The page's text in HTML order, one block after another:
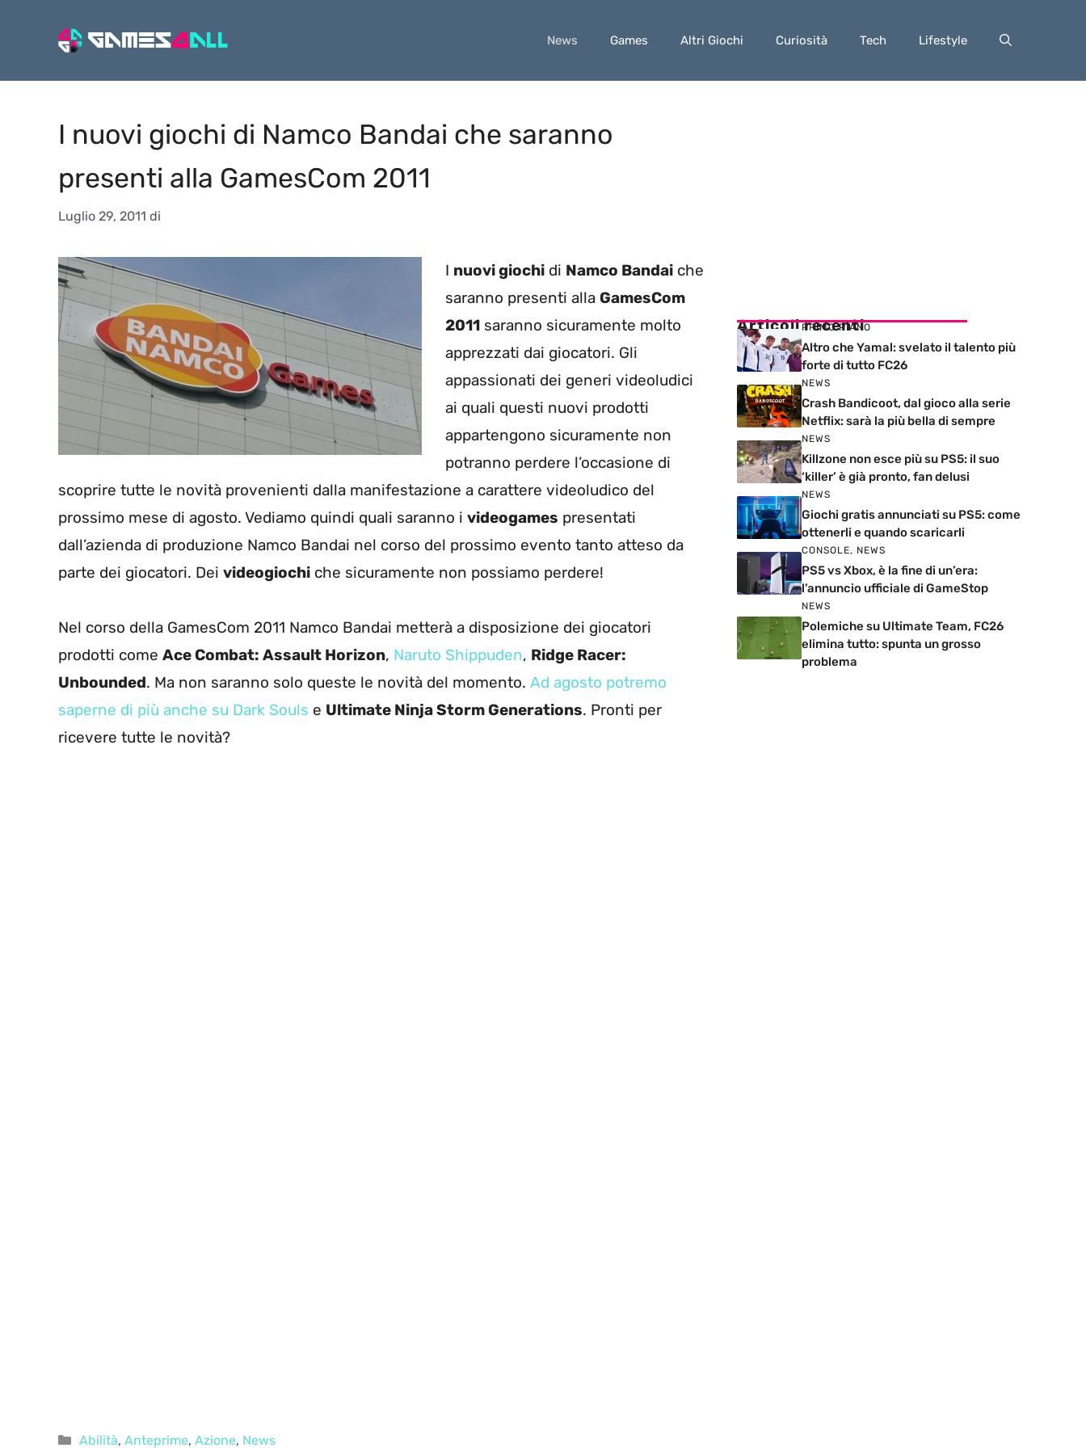
News Games Altri Giochi Curiosità Tech Lifestyle
I nuovi giochi di Namco Bandai che saranno
presenti alla GamesCom 2011
Luglio 29, 2011 di
I nuovi giochidi Namco Bandaiche
saranno presenti alla GamesCom
2011saranno sicuramente molto
apprezzati dai giocatori. Gli
appassionati dei generi videoludici
ai quali questi nuovi prodotti
appartengono sicuramente non
potranno perdere l’occasione di
scoprire tutte le novità provenienti dalla manifestazione a carattere videoludico del
prossimo mese di agosto. Vediamo quindi quali saranno i videogames presentati
dall’azienda di produzione Namco Bandai nel corso del prossimo evento tanto atteso da
parte dei giocatori. Dei videogiochi che sicuramente non possiamo perdere!
Nel corso della GamesCom 2011 Namco Bandai metterà a disposizione dei giocatori
prodotti come Ace Combat: Assault Horizon, Naruto Shippuden, Ridge Racer:
Unbounded. Ma non saranno solo queste le novità del momento. Ad agosto potremo
saperne di più anche su Dark Souls e Ultimate Ninja Storm Generations. Pronti per
ricevere tutte le novità?
Categorie
Abilità, Anteprime, Azione, News
Articoli recenti
PRIMO PIANO
Altro che Yamal: svelato il talento più
forte di tutto FC26
NEWS
Crash Bandicoot, dal gioco alla serie
Netflix: sarà la più bella di sempre
NEWS
Killzone non esce più su PS5: il suo
‘killer’ è già pronto, fan delusi
NEWS
Giochi gratis annunciati su PS5: come
ottenerli e quando scaricarli
CONSOLE, NEWS
PS5 vs Xbox, è la fine di un’era:
l’annuncio ufficiale di GameStop
NEWS
Polemiche su Ultimate Team, FC26
elimina tutto: spunta un grosso
problema